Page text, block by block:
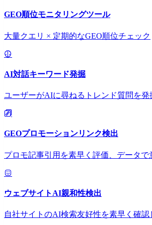
GEO順位モニタリングツール
大量クエリ × 定期的なGEO順位チェック
AI対話キーワード発掘
ユーザーがAIに尋ねるトレンド質問を
GEOプロモーションリンク検出
プロモ記事引用を素早く評価、データで
ウェブサイトAI親和性検出
自社サイトのAI検索友好性を素早く確